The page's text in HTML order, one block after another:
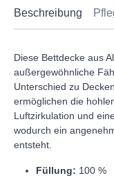
Beschreibung
Diese Bettdecke aus
außergewöhnliche
Unterschied zu
ermöglichen die
Luftzirkulation und
wodurch ein
entsteht.
Füllung: 100 %